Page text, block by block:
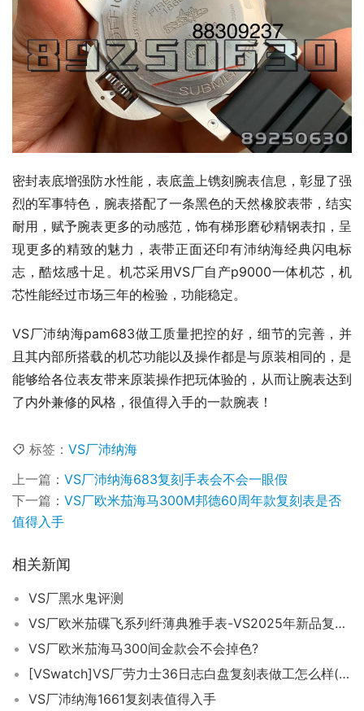
密封表底增强防水性能，表底盖上镌刻腕表信息，彰显了强
烈的军事特色，腕表搭配了一条黑色的天然橡胶表带，结实
耐用，赋予腕表更多的动感范，饰有梯形磨砂精钢表扣，呈
现更多的精致的魅力，表带正面还印有沛纳海经典闪电标
志，酷炫感十足。机芯采用VS厂自产p9000一体机芯，机
芯性能经过市场三年的检验，功能稳定。
VS厂沛纳海pam683做工质量把控的好，细节的完善，并
且其内部所搭载的机芯功能以及操作都是与原装相同的，是
能够给各位表友带来原装操作把玩体验的，从而让腕表达到
了内外兼修的风格，很值得入手的一款腕表！
标签： VS厂沛纳海
上一篇： VS厂沛纳海683复刻手表会不会一眼假
下一篇： VS厂欧米茄海马300M邦德60周年款复刻表是否
值得入手
相关新闻
VS厂黑水鬼评测
VS厂欧米茄碟飞系列纤薄典雅手表-VS2025年新品复刻表
VS厂欧米茄海马300间金款会不会掉色?
[VSwatch]VS厂劳力士36日志白盘复刻表做工怎么样(VS手表推荐)
VS厂沛纳海1661复刻表值得入手